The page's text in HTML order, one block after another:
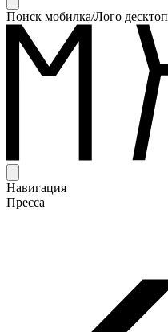
Поиск мобилка/Лого десктоп
Навигация
Пресса